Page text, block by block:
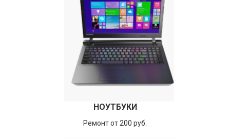
НОУТБУКИ
Ремонт от 200 руб.